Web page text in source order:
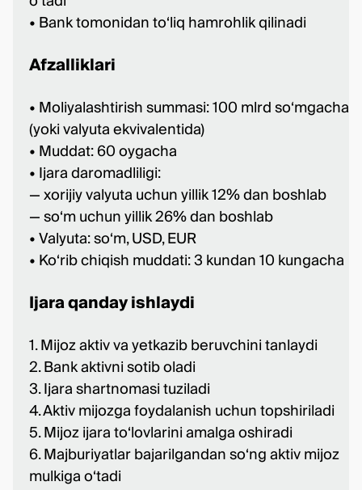
• Bank tomonidan to‘liq hamrohlik qilinadi
Afzalliklari
• Moliyalashtirish summasi: 100 mlrd so‘mgacha
(yoki valyuta ekvivalentida)
• Muddat: 60 oygacha
• Ijara daromadliligi:
— xorijiy valyuta uchun yillik 12% dan boshlab
— so‘m uchun yillik 26% dan boshlab
• Valyuta: so‘m, USD, EUR
• Ko‘rib chiqish muddati: 3 kundan 10 kungacha
Ijara qanday ishlaydi
1. Mijoz aktiv va yetkazib beruvchini tanlaydi
2. Bank aktivni sotib oladi
3. Ijara shartnomasi tuziladi
4. Aktiv mijozga foydalanish uchun topshiriladi
5. Mijoz ijara to‘lovlarini amalga oshiradi
6. Majburiyatlar bajarilgandan so‘ng aktiv mijoz
mulkiga o‘tadi